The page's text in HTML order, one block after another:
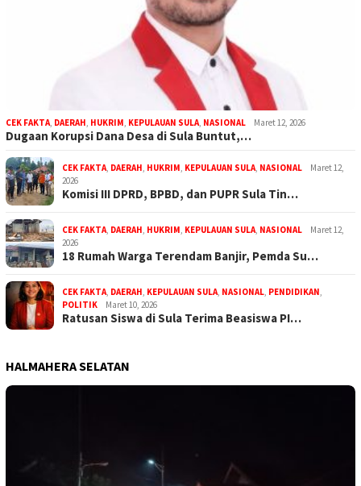
CEK FAKTA, DAERAH, HUKRIM, KEPULAUAN SULA, NASIONAL Maret 12, 2026
Dugaan Korupsi Dana Desa di Sula Buntut,…
CEK FAKTA, DAERAH, HUKRIM, KEPULAUAN SULA, NASIONAL
Maret 12,
2026
Komisi III DPRD, BPBD, dan PUPR Sula Tin…
CEK FAKTA, DAERAH, HUKRIM, KEPULAUAN SULA, NASIONAL
Maret 12,
2026
18 Rumah Warga Terendam Banjir, Pemda Su…
CEK FAKTA, DAERAH, KEPULAUAN SULA, NASIONAL, PENDIDIKAN,
POLITIK
Maret 10, 2026
Ratusan Siswa di Sula Terima Beasiswa PI…
HALMAHERA SELATAN